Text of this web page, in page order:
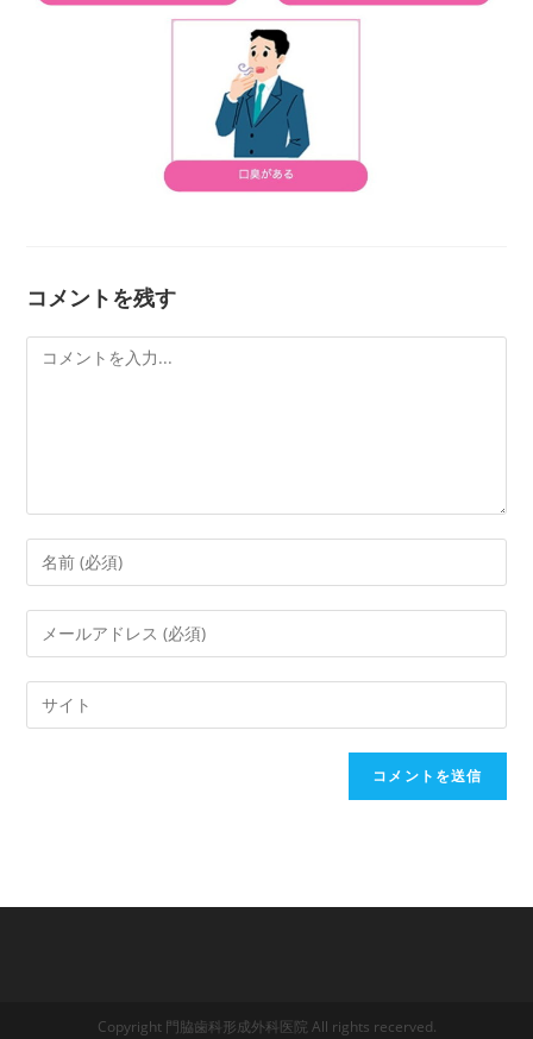
コメントを残す
Copyright 門脇歯科形成外科医院 All rights recerved.